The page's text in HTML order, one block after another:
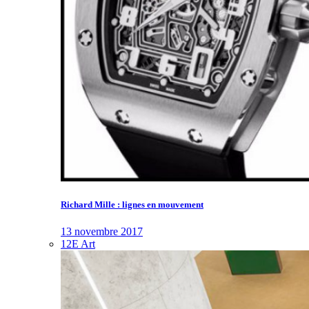
Richard Mille : lignes en mouvement
13 novembre 2017
12E Art